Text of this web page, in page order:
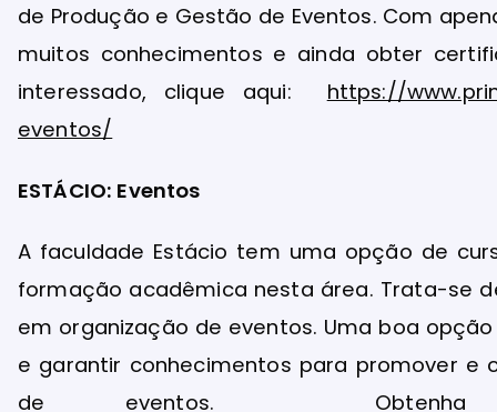
de Produção e Gestão de Eventos. Com
muitos conhecimentos e ainda obter
interessado, clique aqui: https://
eventos/
ESTÁCIO: Eventos
A faculdade Estácio tem uma opção de
formação acadêmica nesta área. Trata-se
em organização de eventos. Uma boa
e garantir conhecimentos para promover e
de eventos. Obtenha